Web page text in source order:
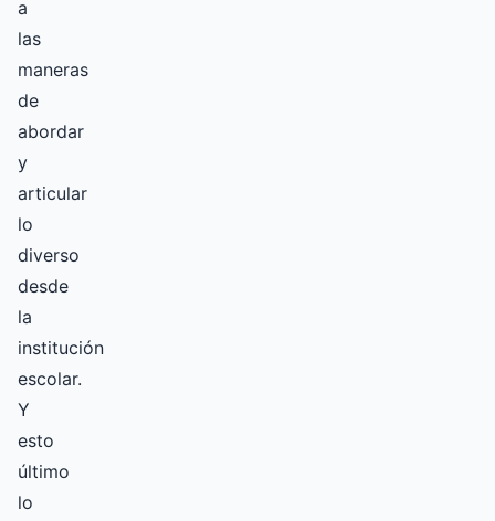
a
las
maneras
de
abordar
y
articular
lo
diverso
desde
la
institución
escolar.
Y
esto
último
lo